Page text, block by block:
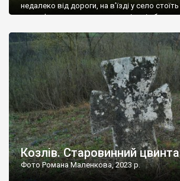
недалеко від дороги, на в’їзді у село
рельєфне пано, яке показує жінку і
не видно, але видно дві стареньких колії у
Козлів. Старовинний
Фото Романа Маленкова, 2023 р.